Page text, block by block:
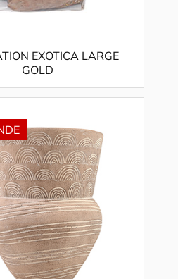
EXOTICA LARGE
GOLD